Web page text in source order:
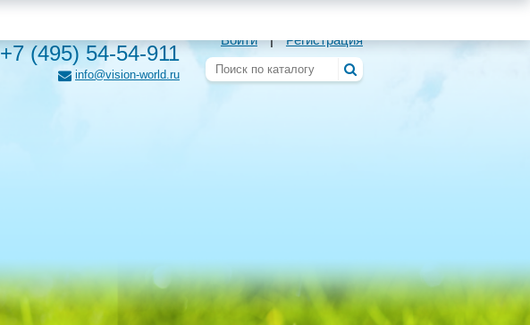
+7 (495) 54-54-911
info@vision-world.ru
Войти | Регистрация